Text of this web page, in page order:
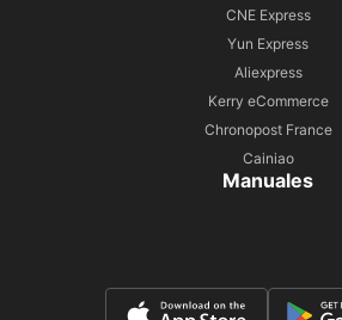
CNE Express
Yun Express
Aliexpress
Kerry eCommerce
Chronopost France
Cainiao
Manuales